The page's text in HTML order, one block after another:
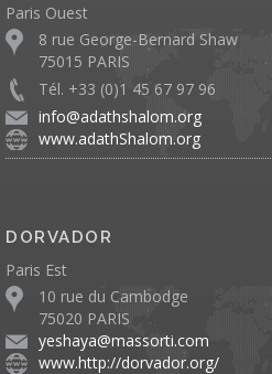
Paris Ouest
8 rue George-Bernard Shaw
75015 PARIS
Tél. +33 (0)1 45 67 97 96
info@adathshalom.org
www.adathShalom.org
DORVADOR
Paris Est
10 rue du Cambodge
75020 PARIS
yeshaya@massorti.com
www.http://dorvador.org/